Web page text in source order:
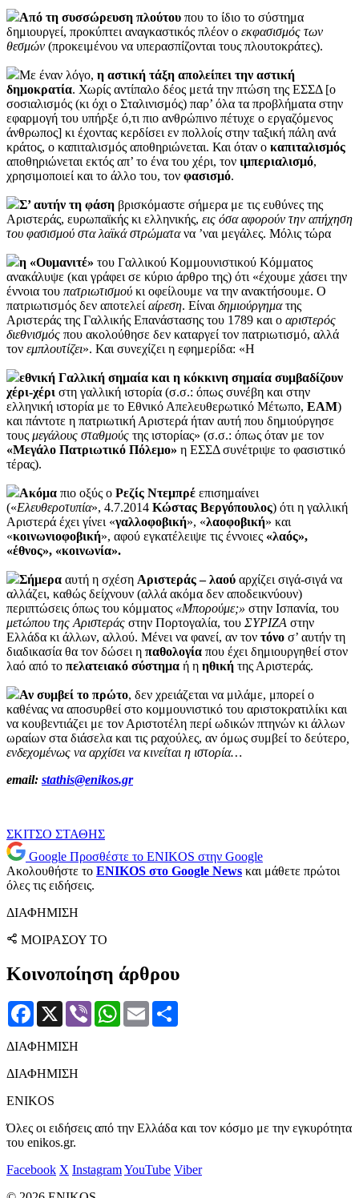
Από τη συσσώρευση πλούτου που το ίδιο το σύστημα
δημιουργεί, προκύπτει αναγκαστικός πλέον ο εκφασισμός των
θεσμών (προκειμένου να υπερασπίζονται τους πλουτοκράτες).
Με έναν λόγο, η αστική τάξη απολείπει την αστική
δημοκρατία. Χωρίς αντίπαλο δέος μετά την πτώση της ΕΣΣΔ [ο
σοσιαλισμός (κι όχι ο Σταλινισμός) παρ’ όλα τα προβλήματα στην
εφαρμογή του υπήρξε ό,τι πιο ανθρώπινο πέτυχε ο εργαζόμενος
άνθρωπος] κι έχοντας κερδίσει εν πολλοίς στην ταξική πάλη ανά
κράτος, ο καπιταλισμός αποθηριώνεται. Και όταν ο καπιταλισμός
αποθηριώνεται εκτός απ’ το ένα του χέρι, τον ιμπεριαλισμό,
χρησιμοποιεί και το άλλο του, τον φασισμό.
Σ’ αυτήν τη φάση βρισκόμαστε σήμερα με τις ευθύνες της
Αριστεράς, ευρωπαϊκής κι ελληνικής, εις όσα αφορούν την απήχηση
του φασισμού στα λαϊκά στρώματανα ’ναι μεγάλες. Μόλις τώρα
η «Ουμανιτέ» του Γαλλικού Κομμουνιστικού Κόμματος
ανακάλυψε (και γράφει σε κύριο άρθρο της) ότι «έχουμε χάσει την
έννοια του πατριωτισμού κι οφείλουμε να την ανακτήσουμε. Ο
πατριωτισμός δεν αποτελεί αίρεση. Είναι δημιούργηματης
Αριστεράς της Γαλλικής Επανάστασης του 1789 και ο αριστερός
διεθνισμός που ακολούθησε δεν καταργεί τον πατριωτισμό, αλλά
τον εμπλουτίζει». Και συνεχίζει η εφημερίδα: «Η
εθνική Γαλλική σημαία και η κόκκινη σημαία συμβαδίζουν
χέρι-χέρι στη γαλλική ιστορία (σ.σ.: όπως συνέβη και στην
ελληνική ιστορία με το Εθνικό Απελευθερωτικό Μέτωπο, ΕΑΜ)
και πάντοτε η πατριωτική Αριστερά ήταν αυτή που δημιούργησε
τους μεγάλους σταθμούς της ιστορίας» (σ.σ.: όπως όταν με τον
«Μεγάλο Πατριωτικό Πόλεμο» η ΕΣΣΔ συνέτριψε το φασιστικό
τέρας).
Ακόμα πιο οξύς ο Ρεζίς Ντεμπρέ επισημαίνει
(«Ελευθεροτυπία», 4.7.2014 Κώστας Βεργόπουλος) ότι η γαλλική
Αριστερά έχει γίνει «γαλλοφοβική», «λαοφοβική» και
«κοινωνιοφοβική», αφού εγκατέλειψε τις έννοιες «λαός»,
«έθνος», «κοινωνία».
Σήμερα αυτή η σχέση Αριστεράς – λαού αρχίζει σιγά-σιγά να
αλλάζει, καθώς δείχνουν (αλλά ακόμα δεν αποδεικνύουν)
περιπτώσεις όπως του κόμματος «Μπορούμε;» στην Ισπανία, του
μετώπου της Αριστεράς στην Πορτογαλία, του ΣΥΡΙΖΑ στην
Ελλάδα κι άλλων, αλλού. Μένει να φανεί, αν τον τόνο σ’ αυτήν τη
διαδικασία θα τον δώσει η παθολογία που έχει δημιουργηθεί στον
λαό από το πελατειακό σύστημα ή η ηθική της Αριστεράς.
Αν συμβεί το πρώτο, δεν χρειάζεται να μιλάμε, μπορεί ο
καθένας να αποσυρθεί στο κομμουνιστικό του αριστοκρατιλίκι και
να κουβεντιάζει με τον Αριστοτέλη περί ωδικών πτηνών κι άλλων
ωραίων στα διάσελα και τις ραχούλες, αν όμως συμβεί το δεύτερο
ενδεχομένως να αρχίσει να κινείται η ιστορία…
email: stathis@enikos.gr
ΣΚΙΤΣΟ ΣΤΑΘΗΣ
Google Προσθέστε το ENIKOS στην Google
Ακολουθήστε το ENIKOS στο Google News και μάθετε πρώτοι
όλες τις ειδήσεις.
ΔΙΑΦΗΜΙΣΗ
ΜΟΙΡΑΣΟΥ ΤΟ
Κοινοποίηση άρθρου
Facebook
X Viber WhatsApp
Email
ΔΙΑΦΗΜΙΣΗ
ΔΙΑΦΗΜΙΣΗ
ENIKOS
Όλες οι ειδήσεις από την Ελλάδα και τον κόσμο με την εγκυρότητα
του enikos.gr.
Facebook X InstagramYouTube Viber